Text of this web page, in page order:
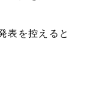
表を控えると